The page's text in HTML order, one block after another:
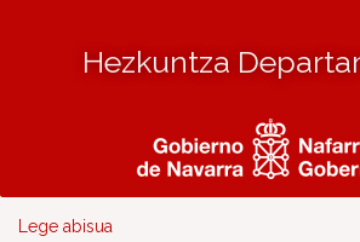
Hezkuntza
Lege abisua